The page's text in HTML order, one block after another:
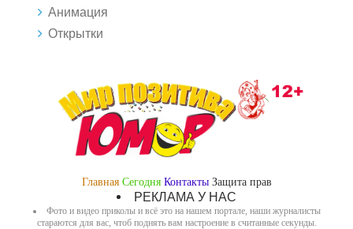
Анимация
Открытки
Главная Сегодня Контакты Защита прав
РЕКЛАМА У НАС
Фото и видео приколы и всё это на нашем портале, наши журналисты
стараются для вас, чтоб поднять вам настроение в считанные секунды.